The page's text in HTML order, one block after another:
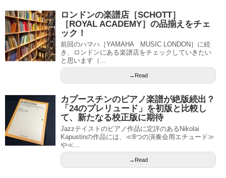
ロンドンの楽譜店［SCHOTT］
［ROYAL ACADEMY］の品揃えをチェ
ック！
前回のハマハ［YAMAHA MUSIC LONDON］に続
き、ロンドンにある楽譜店をチェックしていきたい
と思います（...
→Read
カプースチンのピアノ楽譜が絶版続出？
「24のプレリュード」を初版と比較し
て、新たなる校正版に期待
Jazzテイストのピアノ作品に定評のあるNikolai
Kapustinの作品には、≪8つの演奏会用エチュード≫
や≪...
→Read